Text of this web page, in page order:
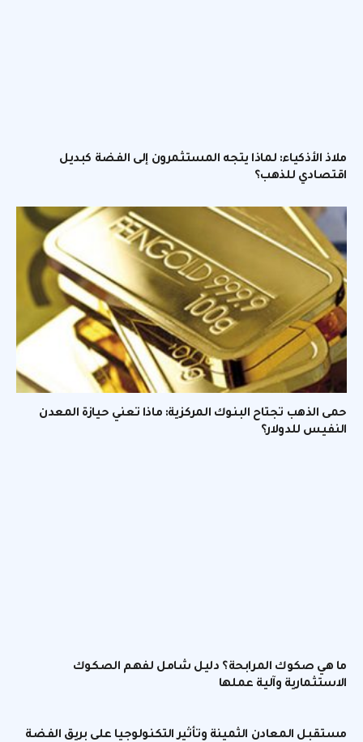
ملاذ الأذكياء: لماذا يتجه المستثمرون إلى الفضة كبديل
اقتصادي للذهب؟
حمى الذهب تجتاح البنوك المركزية: ماذا تعني حيازة المعدن
النفيس للدولار؟
ما هي صكوك المرابحة؟ دليل شامل لفهم الصكوك
الاستثمارية وآلية عملها
مستقبل المعادن الثمينة وتأثير التكنولوجيا على بريق الفضة